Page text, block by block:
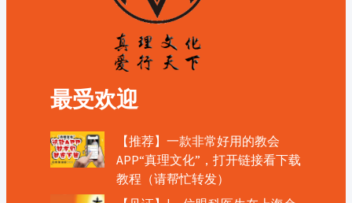
最受欢迎
【推荐】一款非常好用的教会
APP“真理文化”，打开链接看下载
教程（请帮忙转发）